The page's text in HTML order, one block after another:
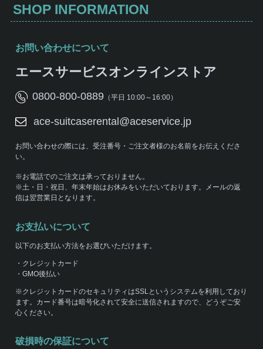
SHOP INFORMATION
お問い合わせについて
エースサービスオンラインストア
0800-800-0889（平日 10:00～16:00）
ace-suitcaserental@aceservice.jp
お問い合わせの際には、受注番号・ご注文者様のお名前をお伝えくださ
い。
※お電話でのご注文は承っておりません。
※土・日・祝日、年末年始はお休みをいただいております。メールの返
信は翌営業日となります。
お支払いについて
以下のお支払い方法をお選びいただけます。
・クレジットカード
・GMO後払い
※クレジットカードのセキュリティはSSLというシステムを利用しており
ます。カード番号は暗号化されて安全に送信されますので、どうぞご安
心ください。
破損時の保証について